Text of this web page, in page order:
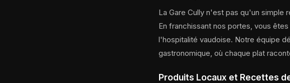
La Gare Cully n'est pas qu'un
En franchissant nos portes, vous
l'hospitalité vaudoise. Notre équipe
gastronomique, où chaque plat
Produits Locaux et Recettes